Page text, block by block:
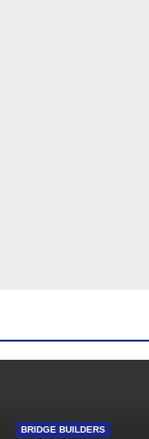
BRIDGE BUILDERS